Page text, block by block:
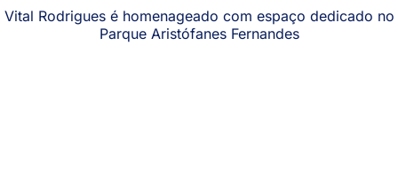
Vital Rodrigues é homenageado com espaço dedicado no
Parque Aristófanes Fernandes